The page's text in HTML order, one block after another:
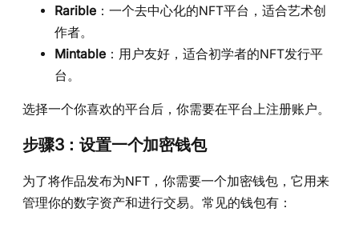
Rarible ：一个去中心化的NFT平台，适合艺术创
作者。
Mintable ：用户友好，适合初学者的NFT发行平
台。
选择一个你喜欢的平台后，你需要在平台上注册账户。
步骤3：设置一个加密钱包
为了将作品发布为NFT，你需要一个加密钱包，它用来
管理你的数字资产和进行交易。常见的钱包有：